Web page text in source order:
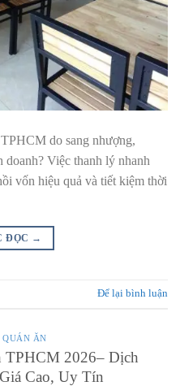
do sang nhượng,
Việc thanh lý nhanh
vốn hiệu quả và tiết kiệm thời
ĐỌC →
Để lại bình luận
ĂN
2026– Dịch
Cao, Uy Tín